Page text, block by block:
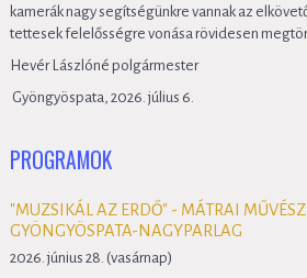
kamerák nagy segítségünkre vannak az
tettesek felelősségre vonása rövidesen
Hevér Lászlóné polgármester
Gyöngyöspata, 2026. július 6.
PROGRAMOK
"MUZSIKÁL AZ ERDŐ" - MÁTRAI
GYÖNGYÖSPATA-NAGYPARLAG
2026. június 28. (vasárnap)